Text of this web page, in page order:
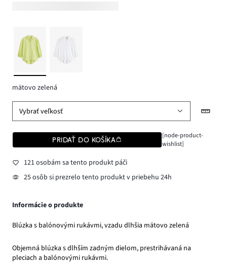
mätovo zelená
Vybrať veľkosť
PRIDAŤ DO KOŠÍKA
[node-product-
wishlist]
121 osobám sa tento produkt páči
25 osôb si prezrelo tento produkt v priebehu 24h
Informácie o produkte
Blúzka s balónovými rukávmi, vzadu dlhšia mätovo zelená
Objemná blúzka s dlhším zadným dielom, prestrihávaná na
pleciach a balónovými rukávmi.